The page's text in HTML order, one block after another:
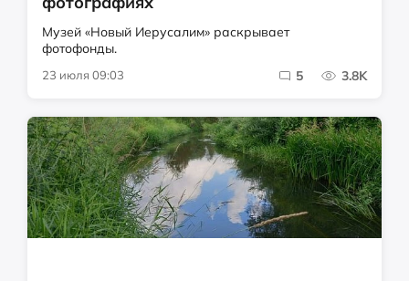
Музей «Новый Иерусалим» раскрывает
фотофонды.
23 июля 09:03 5 3.8K